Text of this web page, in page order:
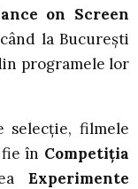
on Screen
la Bucureşti
programele lor
selecție, filmele
în Competiția
Experimente